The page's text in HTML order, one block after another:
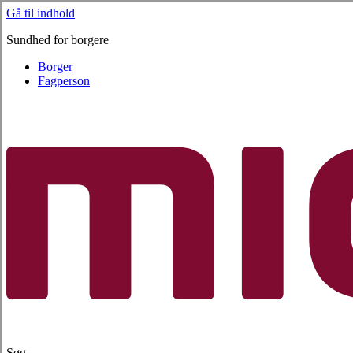
Gå til indhold
Sundhed for borgere
Borger
Fagperson